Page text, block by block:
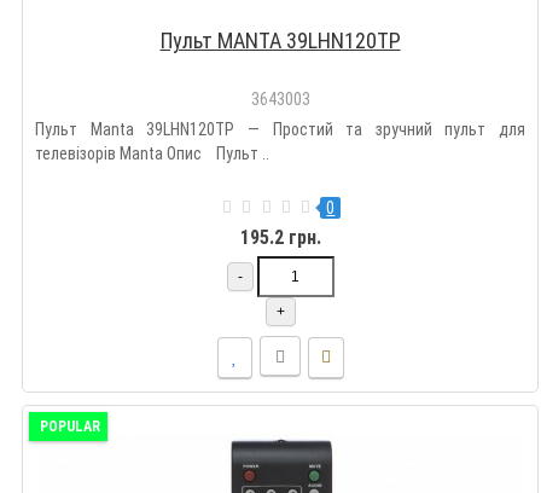
Пульт MANTA 39LHN120TP
3643003
Пульт Manta 39LHN120TP — Простий та зручний пульт для
телевізорів Manta Опис Пульт ..
0
195.2 грн.
-
+
POPULAR